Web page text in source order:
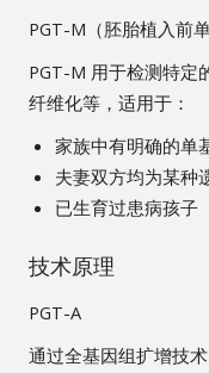
PGT-M（胚胎植入前
PGT-M 用于检测特定
纤维化等，适用于：
家族中有明确的单
夫妻双方均为某种
已生育过患病孩子
技术原理
PGT-A
通过全基因组扩增技